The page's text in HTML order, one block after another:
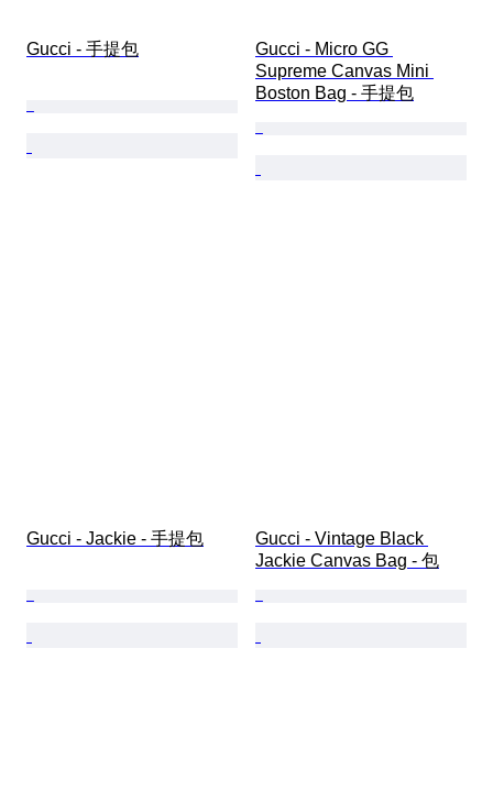
Gucci - 手提包
Gucci - Micro GG
Supreme Canvas Mini
Boston Bag - 手提包
Gucci - Jackie - 手提包
Gucci - Vintage Black
Jackie Canvas Bag - 包